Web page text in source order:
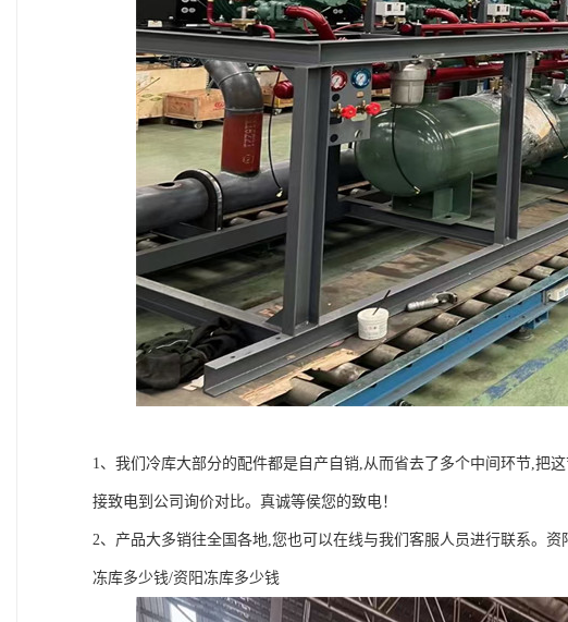
1、我们冷库大部分的配件都是自产自销,从而省去了多个中间环节,把
接致电到公司询价对比。真诚等侯您的致电！
2、产品大多销往全国各地,您也可以在线与我们客服人员进行联系。
冻库多少钱/资阳冻库多少钱